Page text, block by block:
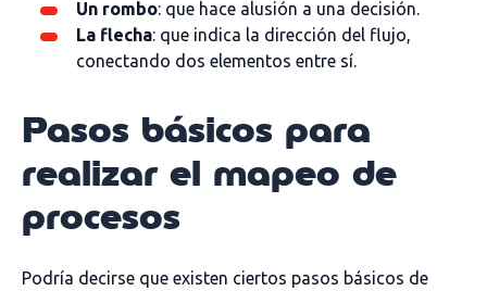
Un rombo: que hace alusión a una decisión.
La flecha: que indica la dirección del flujo,
conectando dos elementos entre sí.
Pasos básicos para
realizar el mapeo de
procesos
Podría decirse que existen ciertos pasos básicos de